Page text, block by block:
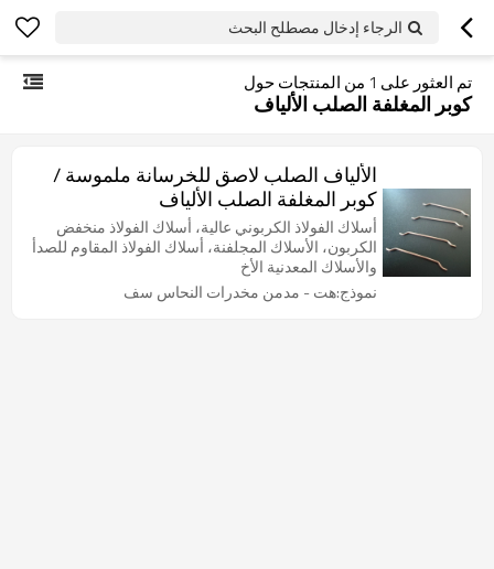
الرجاء إدخال مصطلح البحث
تم العثور على 1 من المنتجات حول
كوبر المغلفة الصلب الألياف
الألياف الصلب لاصق للخرسانة ملموسة /
كوبر المغلفة الصلب الألياف
أسلاك الفولاذ الكربوني عالية، أسلاك الفولاذ منخفض
الكربون، الأسلاك المجلفنة، أسلاك الفولاذ المقاوم للصدأ
والأسلاك المعدنية الأخ
نموذج:هت - مدمن مخدرات النحاس سف